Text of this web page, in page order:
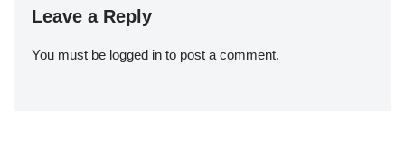
Leave a Reply
You must be logged in to post a comment.